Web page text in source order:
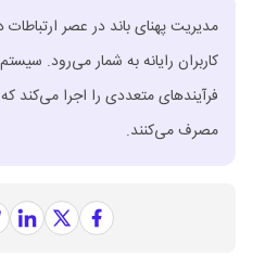
مدیریت پهنای باند در عصر
کاربران رایانه به شمار می‌رود.
فرآیندهای متعددی را اجرا می‌کند
مصرف می‌کنند.